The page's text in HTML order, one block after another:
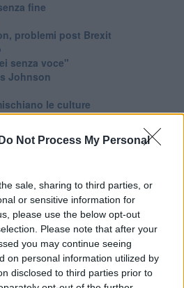
Do Not Process My Personal
sale, sharing to third parties, or
or sensitive information for
please use the below opt-out
Please note that after your
you may continue seeing
on personal information utilized by
disclosed to third parties prior to
fine
problemi post Brexit
senza voce"
Johnson
le culture
nuovo Rais
l'Occidente
e guerra civile
non in guerra
Orbán
di Biden
geopolitica internazionale